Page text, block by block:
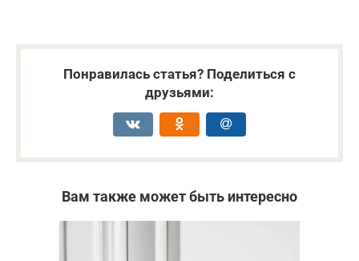
Понравилась статья? Поделиться с
друзьями:
Вам также может быть интересно